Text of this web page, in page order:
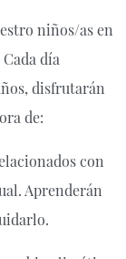
niños/as en
día
disfrutarán
de:
con
Aprenderán